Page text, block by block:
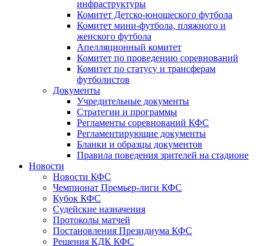
инфраструктуры
Комитет Детско-юношеского футбола
Комитет мини-футбола, пляжного и
женского футбола
Апелляционный комитет
Комитет по проведению соревнований
Комитет по статусу и трансферам
футболистов
Документы
Учредительные документы
Стратегии и программы
Регламенты соревнований КФС
Регламентирующие документы
Бланки и образцы документов
Правила поведения зрителей на стадионе
Новости
Новости КФС
Чемпионат Премьер-лиги КФС
Кубок КФС
Судейские назначения
Протоколы матчей
Постановления Президиума КФС
Решения КДК КФС